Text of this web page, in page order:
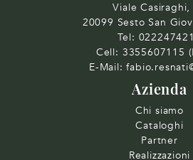
Viale Casiraghi,
20099 Sesto San
Tel:
Cell: 3355607115
E-Mail:
Azienda
Chi siamo
Cataloghi
Partner
Realizzazioni